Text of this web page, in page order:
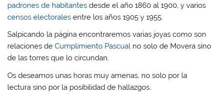
padrones de habitantes desde el año 1860 al 1900, y varios
censos electorales entre los años 1905 y 1955.
Salpicando la página encontraremos varias joyas como son
relaciones deCumplimiento Pascual no solo de Movera sino
de las torres que lo circundan.
Os deseamos unas horas muy amenas, no solo por la
lectura sino por la posibilidad de hallazgos.